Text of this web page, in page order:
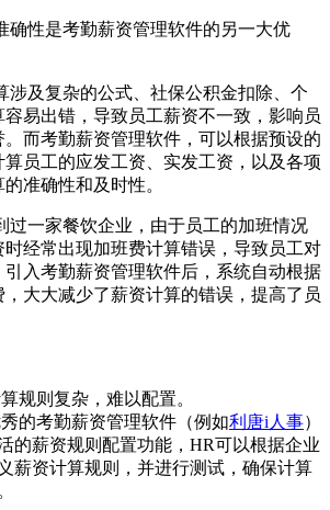
确性是考勤薪资管理软件的另一大优
涉及复杂的公式、社保公积金扣除、个
易出错，导致员工薪资不一致，影响员
而考勤薪资管理软件，可以根据预设的
员工的应发工资、实发工资，以及各项
准确性和及时性。
过一家餐饮企业，由于员工的加班情况
经常出现加班费计算错误，导致员工对
入考勤薪资管理软件后，系统自动根据
大大减少了薪资计算的错误，提高了员
规则复杂，难以配置。
的考勤薪资管理软件（例如利唐i人事）
的薪资规则配置功能，HR可以根据企业
薪资计算规则，并进行测试，确保计算